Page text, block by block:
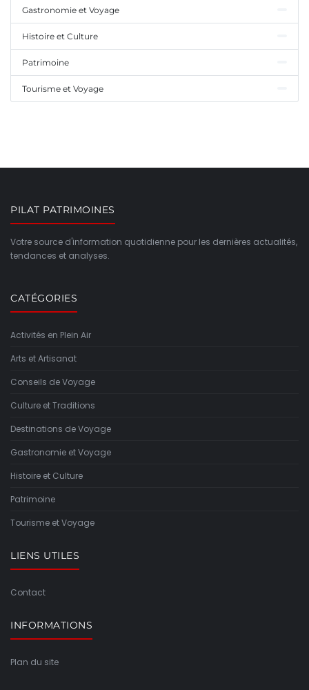
Gastronomie et Voyage
Histoire et Culture
Patrimoine
Tourisme et Voyage
PILAT PATRIMOINES
Votre source d'information quotidienne pour les dernières actualités,
tendances et analyses.
CATÉGORIES
Activités en Plein Air
Arts et Artisanat
Conseils de Voyage
Culture et Traditions
Destinations de Voyage
Gastronomie et Voyage
Histoire et Culture
Patrimoine
Tourisme et Voyage
LIENS UTILES
Contact
INFORMATIONS
Plan du site